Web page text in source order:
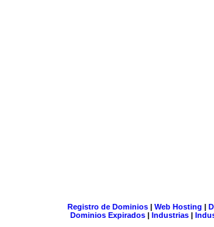
Registro de Dominios| Web Hosting |
Dominios Expirados | Industrias |